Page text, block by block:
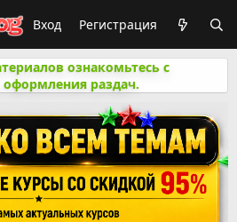
Вход Регистрация
ознакомьтесь с
раздач.